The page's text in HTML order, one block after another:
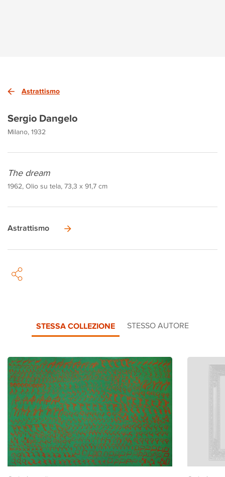
Astrattismo
Sergio Dangelo
Milano, 1932
The dream
1962, Olio su tela, 73,3 x 91,7 cm
Astrattismo
STESSA COLLEZIONE STESSO AUTORE